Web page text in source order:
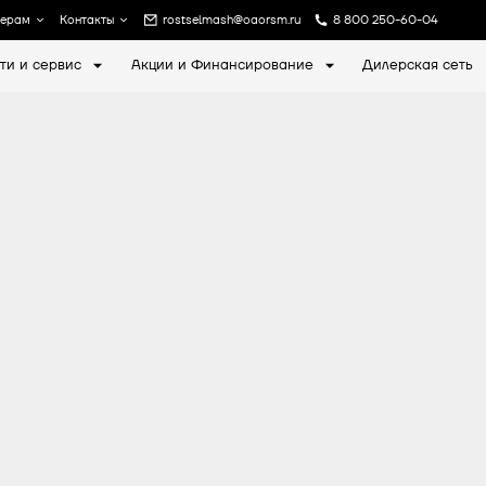
Контакты rostselmash@oaorsm.ru 8 800 250-60-04
и сервис Акции и Финансирование Дилерская сеть